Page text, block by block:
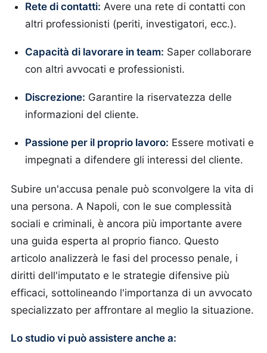
Rete di contatti: Avere una rete di contatti con
altri professionisti (periti, investigatori, ecc.).
Capacità di lavorare in team: Saper collaborare
con altri avvocati e professionisti.
Discrezione: Garantire la riservatezza delle
informazioni del cliente.
Passione per il proprio lavoro: Essere motivati e
impegnati a difendere gli interessi del cliente.
Subire un'accusa penale può sconvolgere la vita di
una persona. A Napoli, con le sue complessità
sociali e criminali, è ancora più importante avere
una guida esperta al proprio fianco. Questo
articolo analizzerà le fasi del processo penale, i
diritti dell'imputato e le strategie difensive più
efficaci, sottolineando l'importanza di un avvocato
specializzato per affrontare al meglio la situazione.
Lo studio vi può assistere anche a: